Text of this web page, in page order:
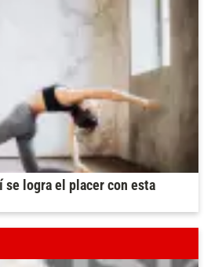
se logra el placer con esta